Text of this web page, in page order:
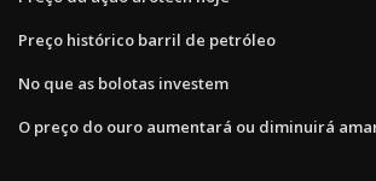
Preço histórico barril de petróleo
No que as bolotas investem
O preço do ouro aumentará ou diminuirá